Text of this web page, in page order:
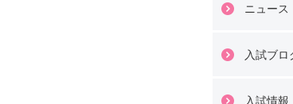
情報科学部
グリーンデジタル情報学科
ニュース
入試ブロ
入試情報